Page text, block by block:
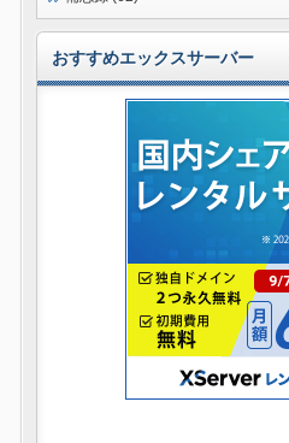
おすすめエックスサーバー